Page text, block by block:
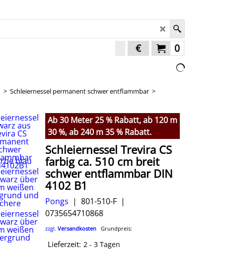
0
€
> Schleiernessel permanent schwer entflammbar >
Ab 30 Meter 25 % Rabatt, ab 120 m
30 %, ab 240 m 35 % Rabatt.
Schleiernessel Trevira CS
farbig ca. 510 cm breit
schwer entflammbar DIN
4102 B1
Pongs
801-510-F
0735654710868
zzgl. Versandkosten Grundpreis:
Lieferzeit: 2 - 3 Tagen